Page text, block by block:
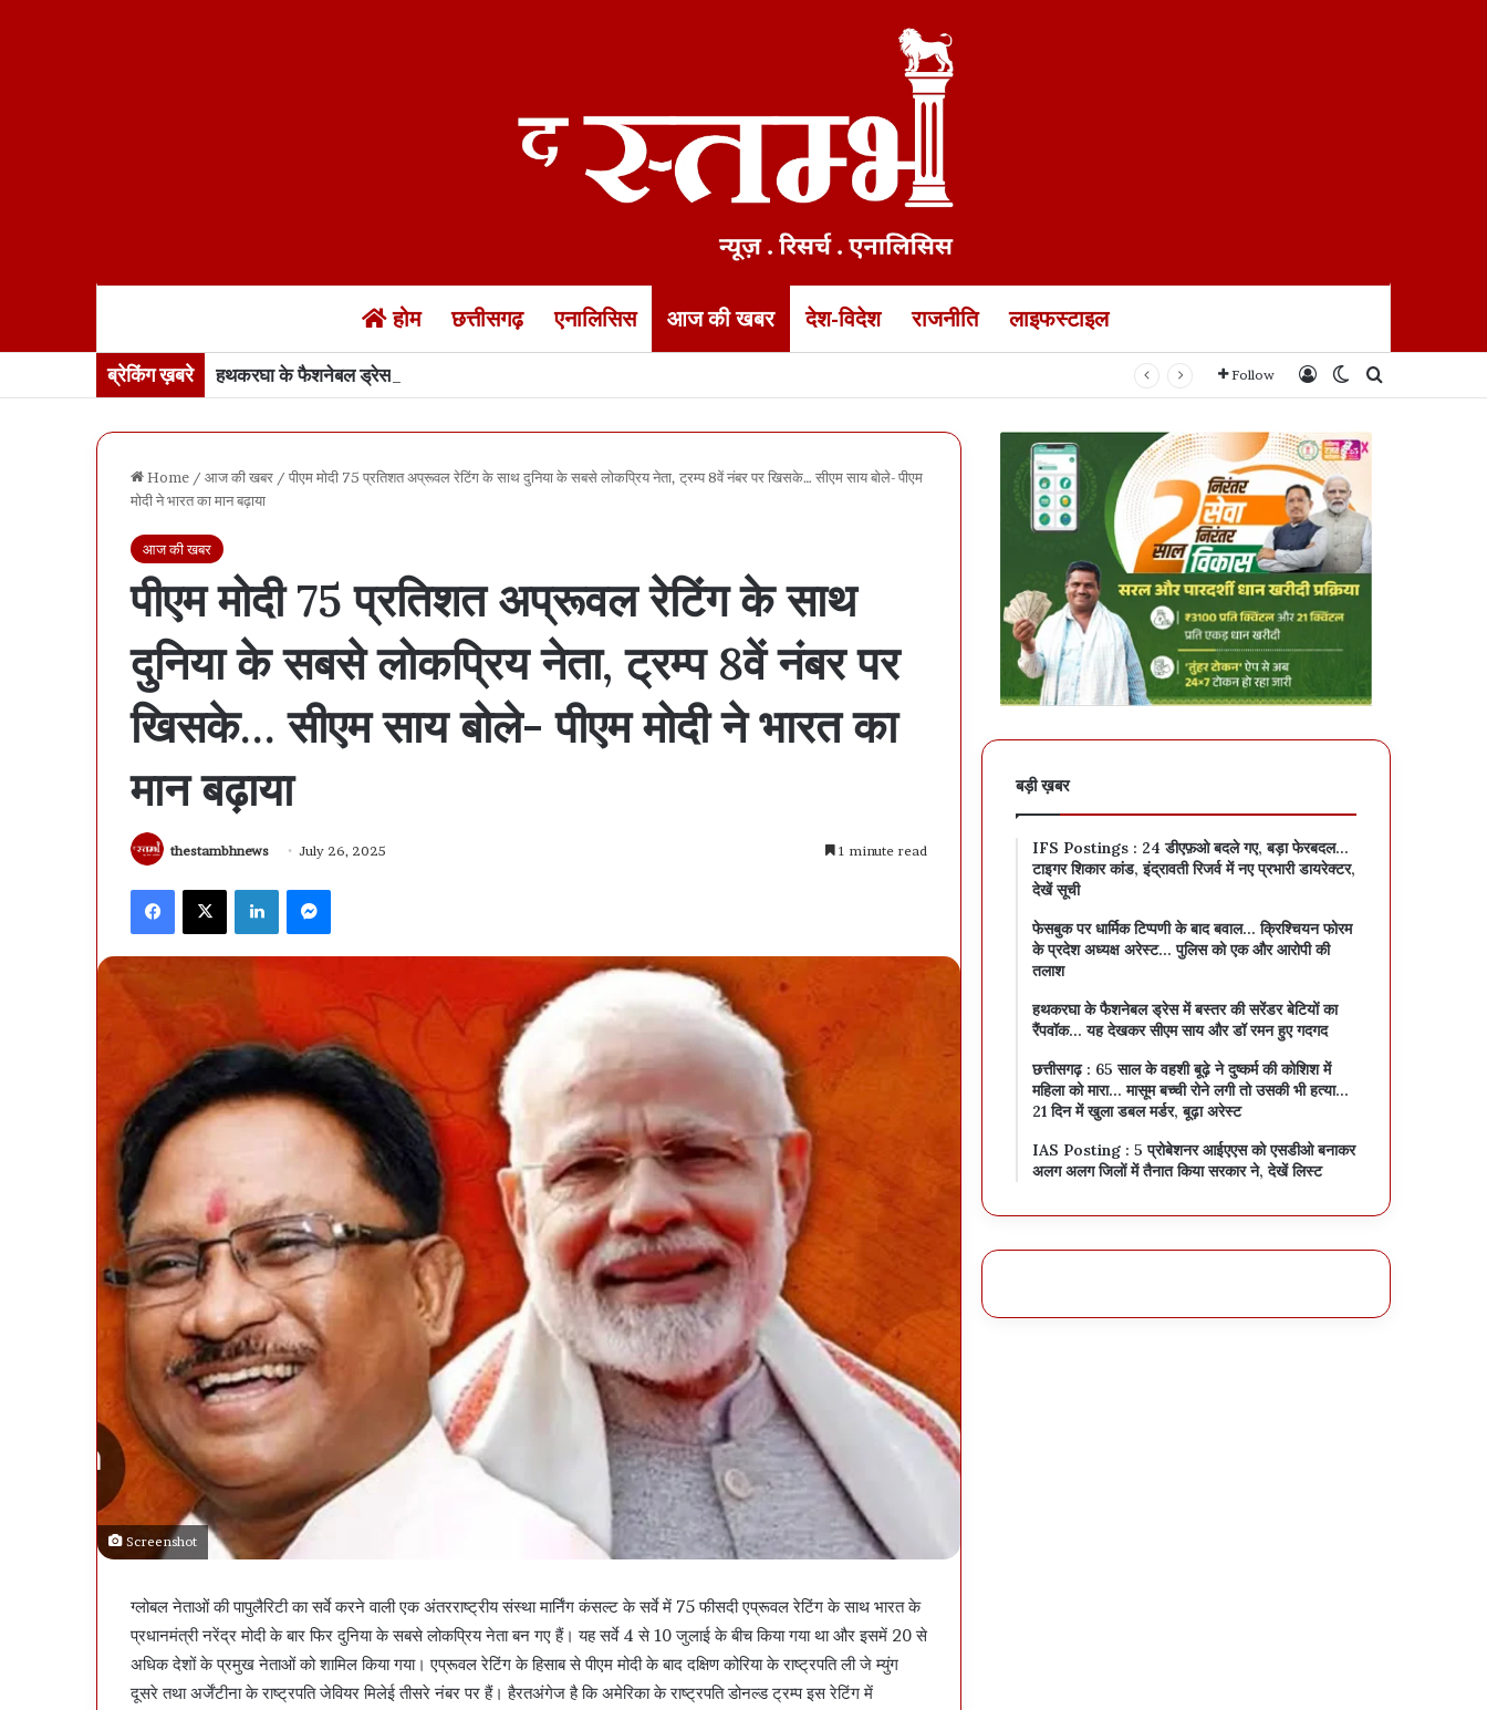
होम छत्तीसगढ़ एनालिसिस आज की खबर देश-विदेश राजनीति लाइफस्टाइल
ब्रेकिंग ख़बरे हथकरघा के फैशनेबल ड्रेस में बस्तर की सरेंडर बेटियों का रैंपवॉक… यह देखकर सीएम साय और डॉ रमन हुए गदगद Follow Log InSwitch skin
Home / आज की खबर / पीएम मोदी 75 प्रतिशत अप्रूवल रेटिंग के साथ दुनिया के सबसे लोकप्रिय नेता, ट्रम्प 8वें नंबर पर खिसके… सीएम साय बोले- पीएम
मोदी ने भारत का मान बढ़ाया
आज की खबर
पीएम मोदी 75 प्रतिशत अप्रूवल रेटिंग के साथ
दुनिया के सबसे लोकप्रिय नेता, ट्रम्प 8वें नंबर पर
खिसके… सीएम साय बोले- पीएम मोदी ने भारत का
मान बढ़ाया
thestambhnews July 26, 2025 1 minute read
Facebook X LinkedIn
Screenshot
ग्लोबल नेताओं की पापुलैरिटी का सर्वे करने वाली एक अंतरराष्ट्रीय संस्था मार्निंग कंसल्ट के सर्वे में 75 फीसदी एप्रूवल रेटिंग के साथ भारत के
प्रधानमंत्री नरेंद्र मोदी के बार फिर दुनिया के सबसे लोकप्रिय नेता बन गए हैं। यह सर्वे 4 से 10 जुलाई के बीच किया गया था और इसमें 20 से
अधिक देशों के प्रमुख नेताओं को शामिल किया गया। एप्रूवल रेटिंग के हिसाब से पीएम मोदी के बाद दक्षिण कोरिया के राष्ट्रपति ली जे म्युंग
दूसरे तथा अर्जेंटीना के राष्ट्रपति जेवियर मिलेई तीसरे नंबर पर हैं। हैरतअंगेज है कि अमेरिका के राष्ट्रपति डोनल्ड ट्रम्प इस रेटिंग में
बड़ी ख़बर
IFS Postings : 24 डीएफ़ओ बदले गए, बड़ा फेरबदल…
टाइगर शिकार कांड, इंद्रावती रिजर्व में नए प्रभारी डायरेक्टर,
देखें सूची
फेसबुक पर धार्मिक टिप्पणी के बाद बवाल… क्रिश्चियन फोरम
के प्रदेश अध्यक्ष अरेस्ट… पुलिस को एक और आरोपी की
तलाश
हथकरघा के फैशनेबल ड्रेस में बस्तर की सरेंडर बेटियों का
रैंपवॉक… यह देखकर सीएम साय और डॉ रमन हुए गदगद
छत्तीसगढ़ : 65 साल के वहशी बूढ़े ने दुष्कर्म की कोशिश में
महिला को मारा… मासूम बच्ची रोने लगी तो उसकी भी हत्या…
21 दिन में खुला डबल मर्डर, बूढ़ा अरेस्ट
IAS Posting : 5 प्रोबेशनर आईएएस को एसडीओ बनाकर
अलग अलग जिलों में तैनात किया सरकार ने, देखें लिस्ट